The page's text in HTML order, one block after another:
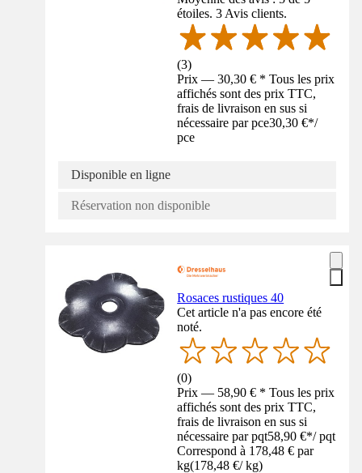
étoiles. 3 Avis clients.
(3)
Prix — 30,30 € * Tous les prix
affichés sont des prix TTC,
frais de livraison en sus si
nécessaire par pce30,30 €*/
pce
Disponible en ligne
Réservation non disponible
Rosaces rustiques 40
Cet article n'a pas encore été
noté.
(0)
Prix — 58,90 € * Tous les prix
affichés sont des prix TTC,
frais de livraison en sus si
nécessaire par pqt58,90 €*/ pqt
Correspond à 178,48 € par
kg(178,48 €/ kg)